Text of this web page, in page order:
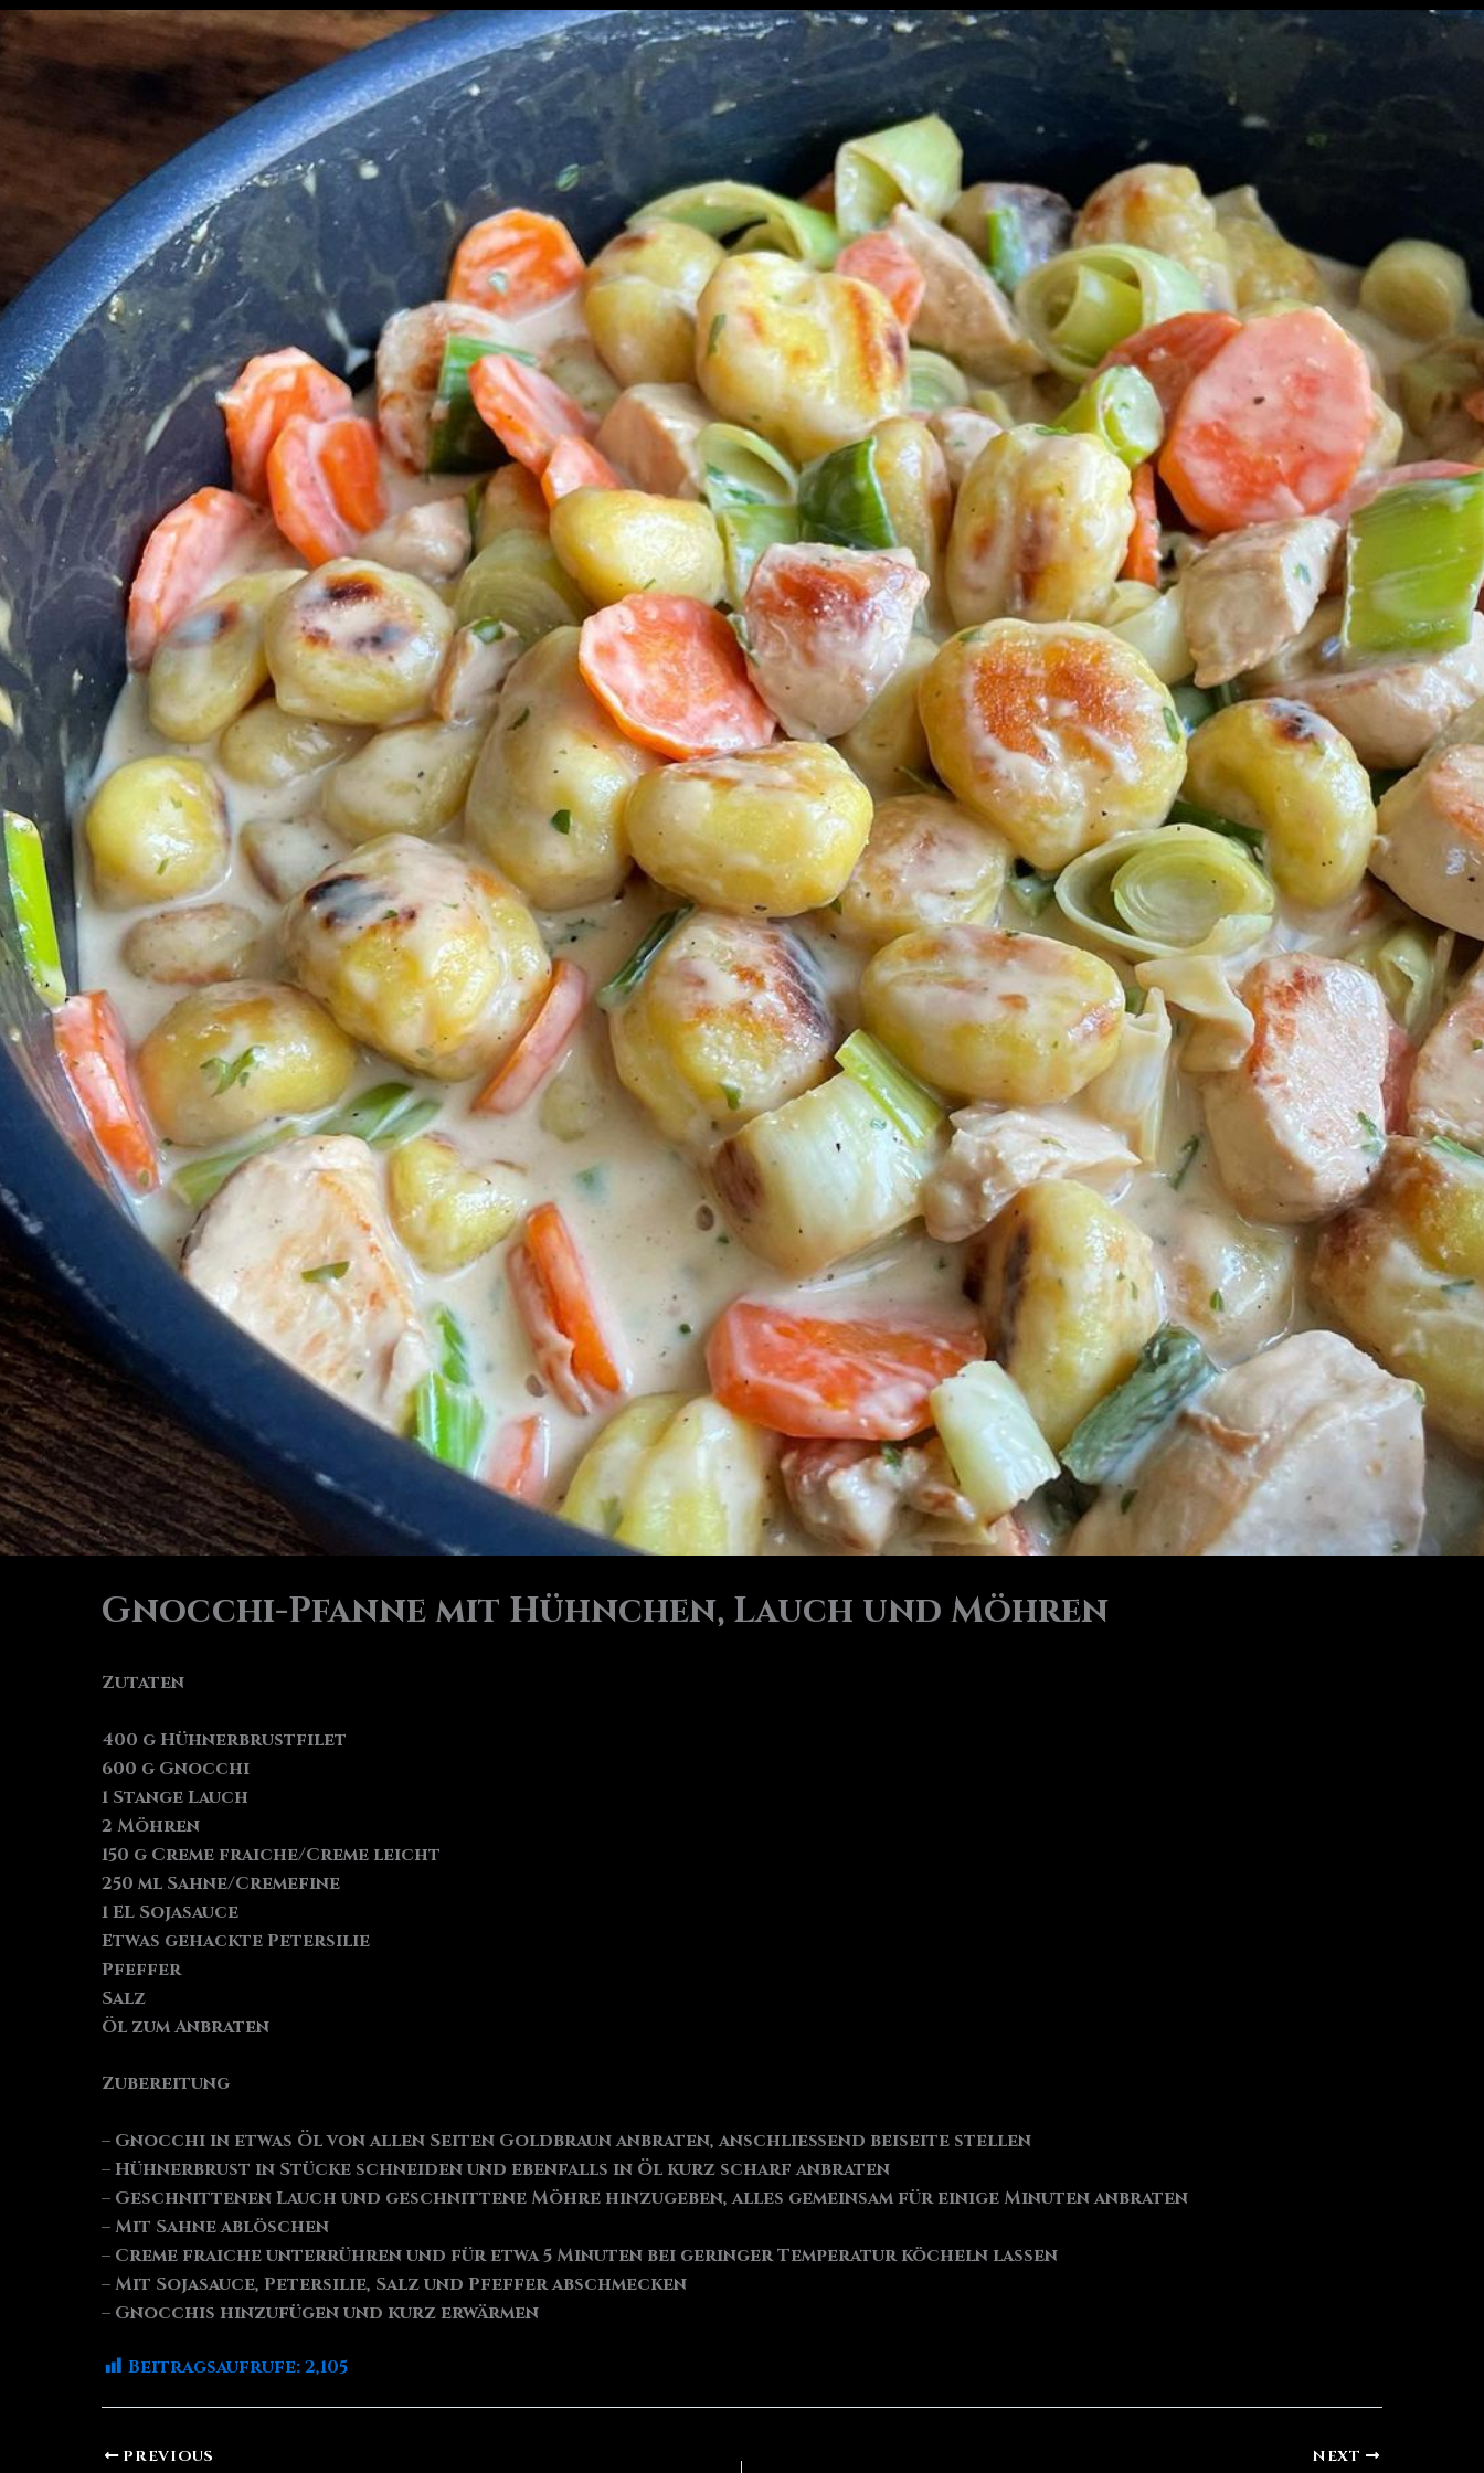
Gnocchi-Pfanne mit Hühnchen, Lauch und Möhren
Zutaten
400 g Hühnerbrustfilet
600 g Gnocchi
1 Stange Lauch
2 Möhren
150 g Creme fraiche/Creme leicht
250 ml Sahne/Cremefine
1 EL Sojasauce
Etwas gehackte Petersilie
Pfeffer
Salz
Öl zum Anbraten
Zubereitung
– Gnocchi in etwas Öl von allen Seiten Goldbraun anbraten, anschließend beiseite stellen
– Hühnerbrust in Stücke schneiden und ebenfalls in Öl kurz scharf anbraten
– Geschnittenen Lauch und geschnittene Möhre hinzugeben, alles gemeinsam für einige Minuten anbraten
– Mit Sahne ablöschen
– Creme fraiche unterrühren und für etwa 5 Minuten bei geringer Temperatur köcheln lassen
– Mit Sojasauce, Petersilie, Salz und Pfeffer abschmecken
– Gnocchis hinzufügen und kurz erwärmen
Beitragsaufrufe:2,105
PREVIOUS NEXT